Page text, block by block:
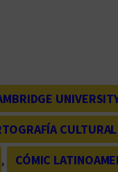
CULTURAL
, CÓMIC